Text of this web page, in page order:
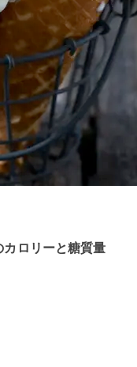
ロリーと糖質量